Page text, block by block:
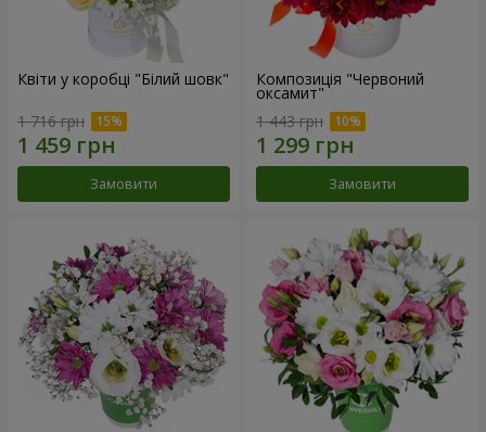
Квіти у коробці "Білий шовк"
1 716 грн
Замовити
Композиція "Червоний
оксамит"
1 443 грн
Замовити